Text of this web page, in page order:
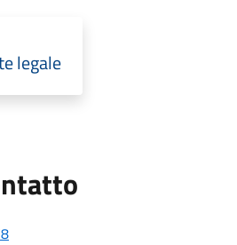
legale